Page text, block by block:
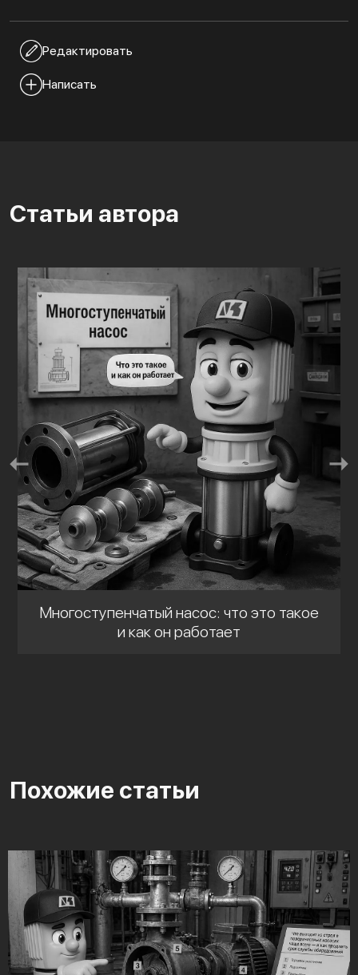
Редактировать
Написать
Статьи автора
Многоступенчатый насос: что это такое
и как он работает
Похожие статьи